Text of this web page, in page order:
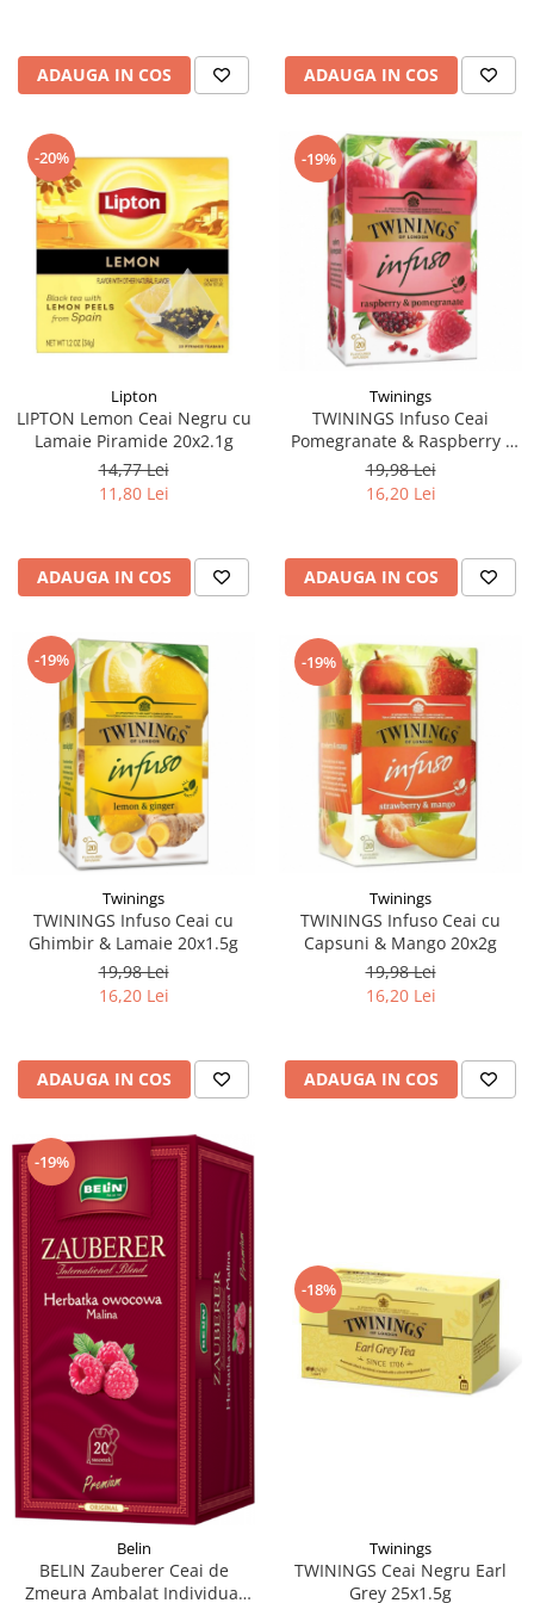
ADAUGA IN COS ADAUGA IN COS
-20%
Lipton
LIPTON Lemon Ceai Negru cu
Lamaie Piramide 20x2.1g
14,77 Lei
11,80 Lei
ADAUGA IN COS
-19%
Twinings
TWININGS Infuso Ceai
Pomegranate & Raspberry -
Rodie & Zmeura 20x1.5g
19,98 Lei
16,20 Lei
ADAUGA IN COS
-19%
Twinings
TWININGS Infuso Ceai cu
Ghimbir & Lamaie 20x1.5g
19,98 Lei
16,20 Lei
ADAUGA IN COS
-19%
Twinings
TWININGS Infuso Ceai cu
Capsuni & Mango 20x2g
19,98 Lei
16,20 Lei
ADAUGA IN COS
-19%
Belin
BELIN Zauberer Ceai de
Zmeura Ambalat Individual
-18%
Twinings
TWININGS Ceai Negru Earl
Grey 25x1.5g